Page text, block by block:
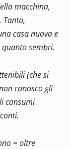
macchina,
Tanto,
casa nuova e
sembri.
(che si
conosco gli
consumi
= oltre